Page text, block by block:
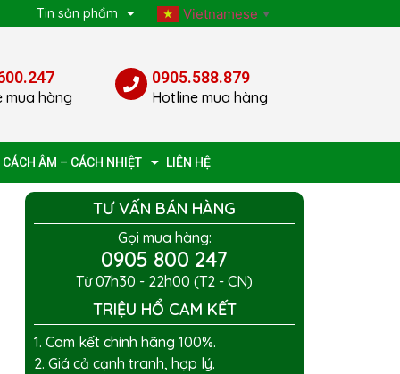
Tin sản phẩm Vietnamese ▼
mua hàng
0905.588.879
Hotline mua hàng
ÂM – CÁCH NHIỆT LIÊN HỆ
TƯ VẤN BÁN HÀNG
Gọi mua hàng:
0905 800 247
Từ 07h30 - 22h00 (T2 - CN)
TRIỆU HỔ CAM KẾT
1. Cam kết chính hãng 100%.
2. Giá cả cạnh tranh, hợp lý.